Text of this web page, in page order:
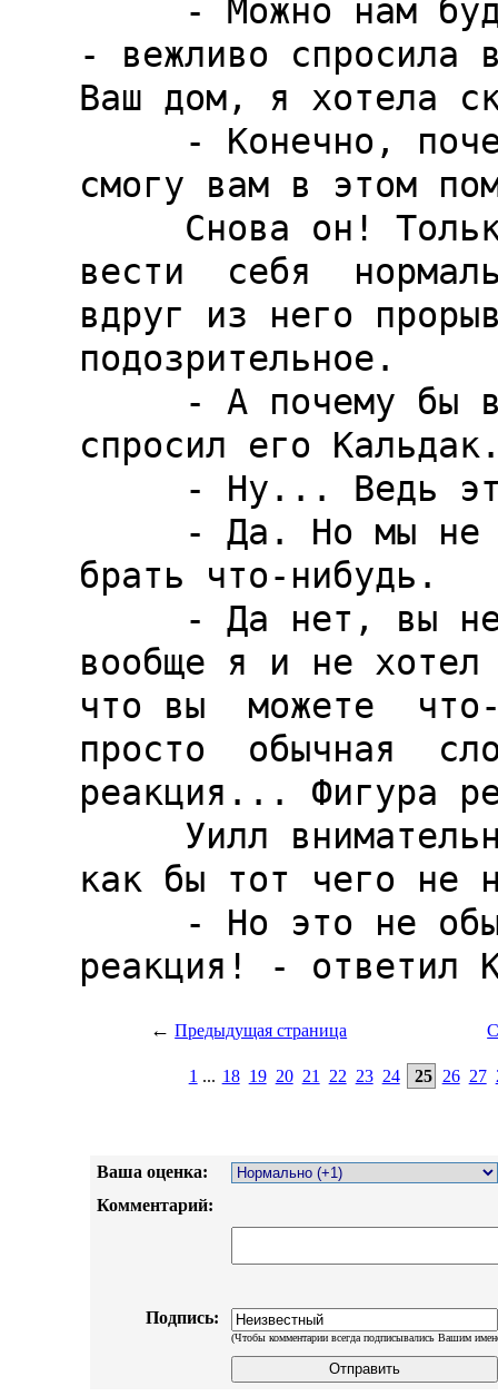
← Предыдущая страница
1 ... 18 19 20 21 22 23 24 25 26 27
Ваша оценка:
Комментарий:
Подпись:
(Чтобы комментарии всегда подписывались Вашим